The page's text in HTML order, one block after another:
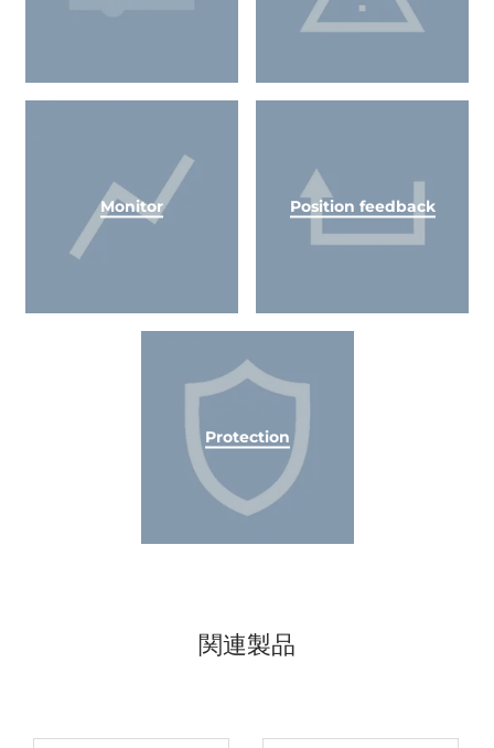
Monitor Position feedback
Protection
関連製品